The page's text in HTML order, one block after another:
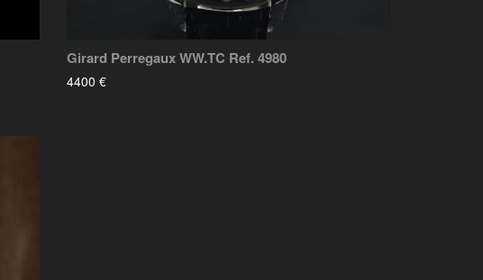
Girard Perregaux WW.TC Ref. 4980
4400 €